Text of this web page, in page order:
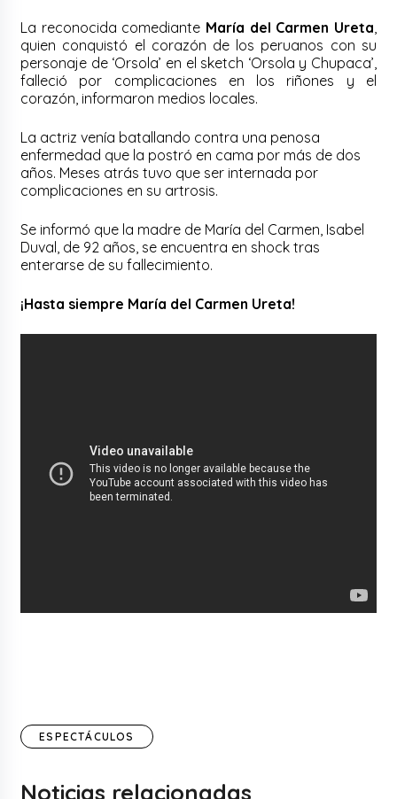
La reconocida comediante María del Carmen Ureta,
quien conquistó el corazón de los peruanos con su
personaje de ‘Orsola’ en el sketch ‘Orsola y Chupaca’,
falleció por complicaciones en los riñones y el
corazón, informaron medios locales.
La actriz venía batallando contra una penosa
enfermedad que la postró en cama por más de dos
años. Meses atrás tuvo que ser internada por
complicaciones en su artrosis.
Se informó que la madre de María del Carmen, Isabel
Duval, de 92 años, se encuentra en shock tras
enterarse de su fallecimiento.
¡Hasta siempre María del Carmen Ureta!
ESPECTÁCULOS
Noticias relacionadas